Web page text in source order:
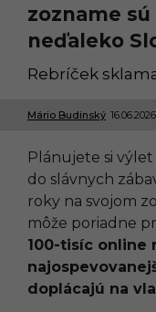
zozname
neďaleko
Rebríček
Mário Budinský 1
6
2
0
2
6
,
1
6
Plánujete si
do slávnych
roky na svojom
môže poriadne
100-tisíc online
doplácajú na